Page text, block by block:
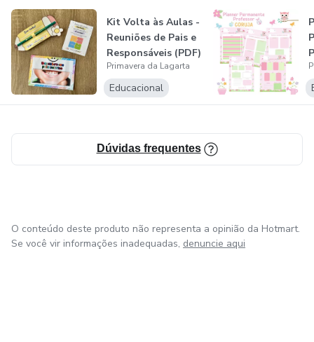
como, motricidade, concentração, foco, atenção,
vocabulário, oralidade, percepção visual, etc.
Arquivos todos em formato A4 com alta resolução
facilitando a impressão em impressoras caseiras.
Kit Volta às Aulas -
Reuniões de Pais e
Responsáveis (PDF)
Primavera da Lagarta
Educacional
Dúvidas frequentes
O conteúdo deste produto não representa a opinião da Hotmart.
Se você vir informações inadequadas, denuncie aqui